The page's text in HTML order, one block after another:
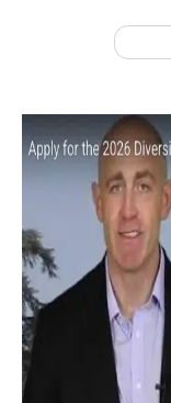
Buscar: